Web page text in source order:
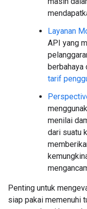
Layanan
API yang
berbahaya
tarif
menilai
dari suatu
Penting untuk
siap pakai memenuhi